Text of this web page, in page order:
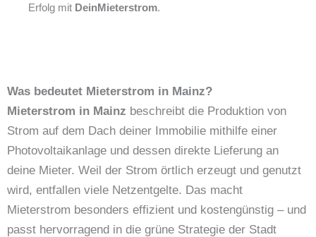
Erfolg mit DeinMieterstrom.
Was bedeutet Mieterstrom in Mainz?
Mieterstrom in Mainz beschreibt die Produktion von
Strom auf dem Dach deiner Immobilie mithilfe einer
Photovoltaikanlage und dessen direkte Lieferung an
deine Mieter. Weil der Strom örtlich erzeugt und genutzt
wird, entfallen viele Netzentgelte. Das macht
Mieterstrom besonders effizient und kostengünstig – und
passt hervorragend in die grüne Strategie der Stadt